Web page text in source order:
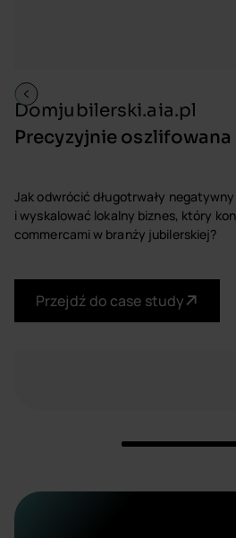
Domjubilerski.aia.pl
Precyzyjnie oszlifowana
Jak odwrócić długotrwały
i wyskalować lokalny biznes, który
commercami w branży jubilerskiej?
Przejdź do case study